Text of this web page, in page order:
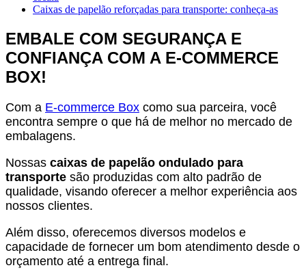
Caixas de papelão reforçadas para transporte: conheça-as
EMBALE COM SEGURANÇA E
CONFIANÇA COM A E-COMMERCE
BOX!
Com a E-commerce Box como sua parceira, você
encontra sempre o que há de melhor no mercado de
embalagens.
Nossas caixas de papelão ondulado para
transporte são produzidas com alto padrão de
qualidade, visando oferecer a melhor experiência aos
nossos clientes.
Além disso, oferecemos diversos modelos e
capacidade de fornecer um bom atendimento desde o
orçamento até a entrega final.